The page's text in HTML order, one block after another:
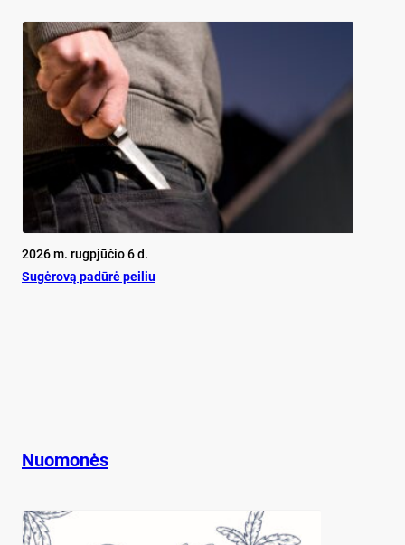
2026 m. rugpjūčio 6 d.
Su­gė­ro­vą pa­dū­rė pei­liu
Nuomonės